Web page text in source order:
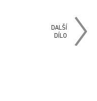
DALŠÍ
DÍLO